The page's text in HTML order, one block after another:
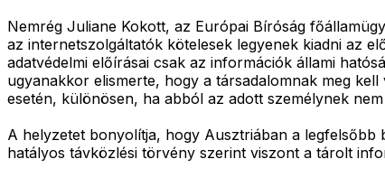
Nemrég Juliane Kokott, az Európai Bíróság
az internetszolgáltatók kötelesek legyenek kiadni az
adatvédelmi előírásai csak az információk állami
ugyanakkor elismerte, hogy a társadalomnak meg
esetén, különösen, ha abból az adott személynek
A helyzetet bonyolítja, hogy Ausztriában a legfelsőbb
hatályos távközlési törvény szerint viszont a tárolt